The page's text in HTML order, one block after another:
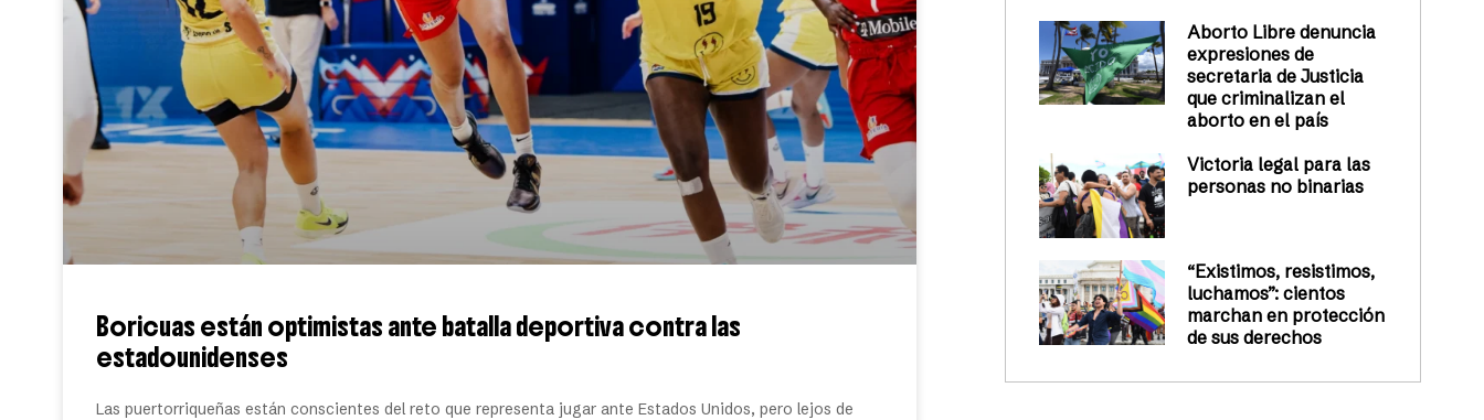
Boricuas están optimistas ante batalla deportiva contra las
estadounidenses
Las puertorriqueñas están conscientes del reto que representa jugar ante Estados Unidos, pero lejos de
Aborto Libre denuncia
expresiones de
secretaria de Justicia
que criminalizan el
aborto en el país
Victoria legal para las
personas no binarias
“Existimos, resistimos,
luchamos”: cientos
marchan en protección
de sus derechos